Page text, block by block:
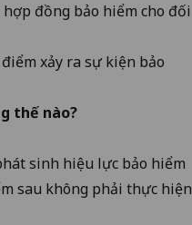
đồng bảo hiểm cho đối
xảy ra sự kiện bảo
thế nào?
sinh hiệu lực bảo hiểm
sau không phải thực hiện